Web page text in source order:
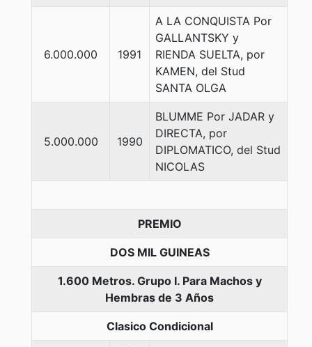
6.000.000 1991
A LA CONQUISTA Por
GALLANTSKY y
RIENDA SUELTA, por
KAMEN, del Stud
SANTA OLGA
5.000.000 1990
BLUMME Por JADAR y
DIRECTA, por
DIPLOMATICO, del Stud
NICOLAS
PREMIO
DOS MIL GUINEAS
1.600 Metros. Grupo I. Para Machos y
Hembras de 3 Años
Clasico Condicional